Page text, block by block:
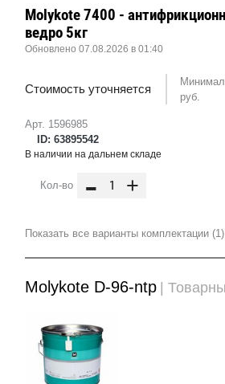
Арт. 1596985
ID: 63895542
Molykote 7400 -
ведро 5кг
Обновлено 07.08.2026 в 01:40
Стоимость уточняется
руб.
В наличии на дальнем складе
Кол-во - +
Показать все варианты комплектации (1)
Molykote D-96-ntp |